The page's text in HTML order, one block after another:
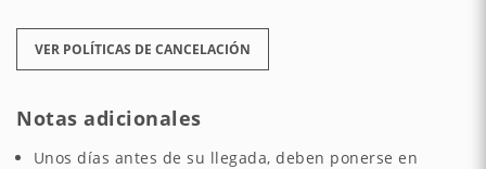
VER POLÍTICAS DE CANCELACIÓN
Notas adicionales
Unos días antes de su llegada, deben ponerse en